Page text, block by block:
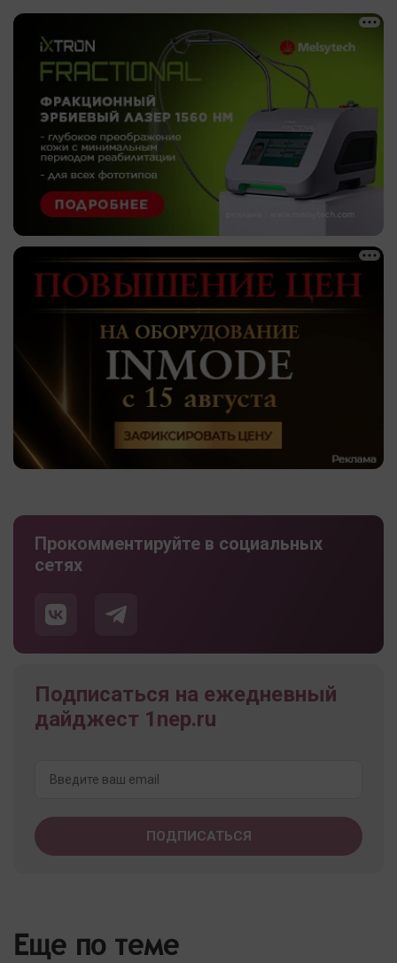
Прокомментируйте в социальных
сетях
Подписаться на ежедневный
дайджест 1nep.ru
Еще по теме